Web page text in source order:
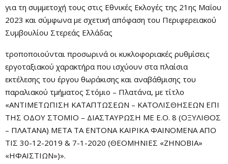
για τη συμμετοχή τους στις Εθνικές Εκλογές της 21ης Μαΐου
2023 και σύμφωνα με σχετική απόφαση του Περιφερειακού
Συμβουλίου Στερεάς Ελλάδας
τροποποιούνται προσωρινά οι κυκλοφοριακές ρυθμίσεις
εργοταξιακού χαρακτήρα που ισχύουν στα πλαίσια
εκτέλεσης του έργου θωράκισης και αναβάθμισης του
παραλιακού τμήματος Στόμιο – Πλατάνα, με τίτλο
«ΑΝΤΙΜΕΤΩΠΙΣΗ ΚΑΤΑΠΤΩΣΕΩΝ – ΚΑΤΟΛΙΣΘΗΣΕΩΝ ΕΠΙ
ΤΗΣ ΟΔΟΥ ΣΤΟΜΙΟ – ΔΙΑΣΤΑΥΡΩΣΗ ΜΕ Ε.Ο. 8 (ΟΞΥΛΙΘΟΣ
– ΠΛΑΤΑΝΑ) ΜΕΤΑ ΤΑ ΕΝΤΟΝΑ ΚΑΙΡΙΚΑ ΦΑΙΝΟΜΕΝΑ ΑΠΟ
ΤΙΣ 30-12-2019 & 7-1-2020 (ΘΕΟΜΗΝΙΕΣ «ΖΗΝΟΒΙΑ»
«ΗΦΑΙΣΤΙΩΝ»)».